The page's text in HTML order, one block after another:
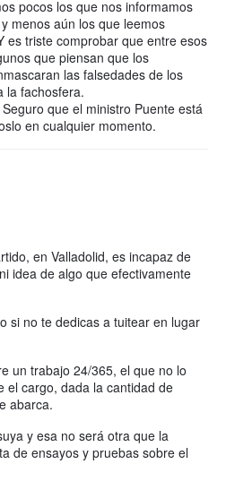
pocos los que nos informamos
menos aún los que leemos
es triste comprobar que entre esos
que piensan que los
las falsedades de los
la fachosfera.
que el ministro Puente está
en cualquier momento.
en Valladolid, es incapaz de
idea de algo que efectivamente
si no te dedicas a tuitear en lugar
un trabajo 24/365, el que no lo
el cargo, dada la cantidad de
abarca.
y esa no será otra que la
de ensayos y pruebas sobre el